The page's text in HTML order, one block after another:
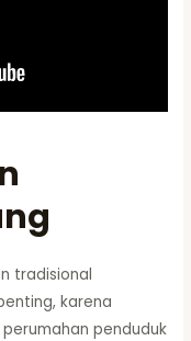
tradisional
karena
penduduk